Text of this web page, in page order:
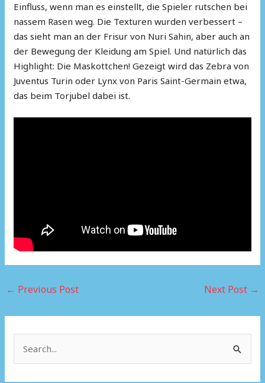
Einfluss, wenn man es einstellt, die Spieler rutschen bei
nassem Rasen weg. Die Texturen wurden verbessert –
das sieht man an der Frisur von Nuri Sahin, aber auch an
der Bewegung der Kleidung am Spiel. Und natürlich das
Highlight: Die Maskottchen! Gezeigt wird das Zebra von
Juventus Turin oder Lynx von Paris Saint-Germain etwa,
das beim Torjubel dabei ist.
← Previous Post Next Post →